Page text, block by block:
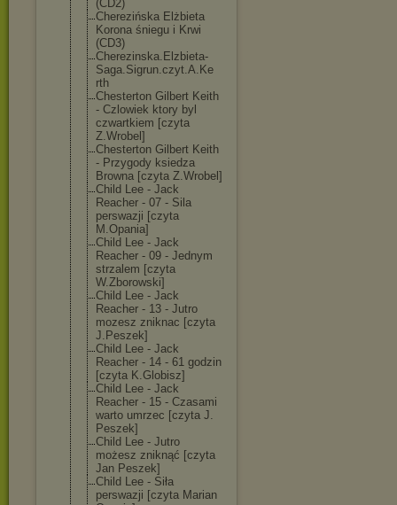
(CD2)
Cherezińska Elżbieta
Korona śniegu i Krwi
(CD3)
Cherezinska.El zbieta-
Saga.Sigrun.czyt.A.Ke
rth
Chesterton Gilbert Keith
- Czlowiek ktory byl
czwartkiem [czyta
Z.Wrobel]
Chesterton Gilbert Keith
- Przygody ksiedza
Browna [czyta Z.Wrobel]
Child Lee - Jack
Reacher - 07 - Sila
perswazji [czyta
M.Opania]
Child Lee - Jack
Reacher - 09 - Jednym
strzalem [czyta
W.Zborowski]
Child Lee - Jack
Reacher - 13 - Jutro
mozesz zniknac [czyta
J.Peszek]
Child Lee - Jack
Reacher - 14 - 61 godzin
[czyta K.Globisz]
Child Lee - Jack
Reacher - 15 - Czasami
warto umrzec [czyta J.
Peszek]
Child Lee - Jutro
możesz zniknąć [czyta
Jan Peszek]
Child Lee - Siła
perswazji [czyta Marian